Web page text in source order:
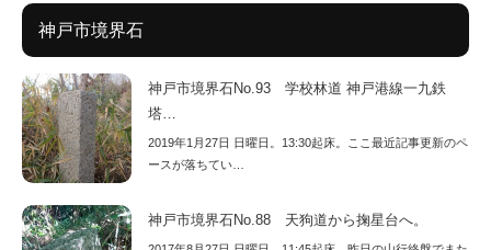
神戸市境界石
神戸市境界石No.93 学校林道 神戸港線一九鉄
塔…
2019年1月27日 日曜日。13:30起床。ここ最近記事更新のペ
ースが落ちてい…
神戸市境界石No.88 天狗道から掬星台へ。